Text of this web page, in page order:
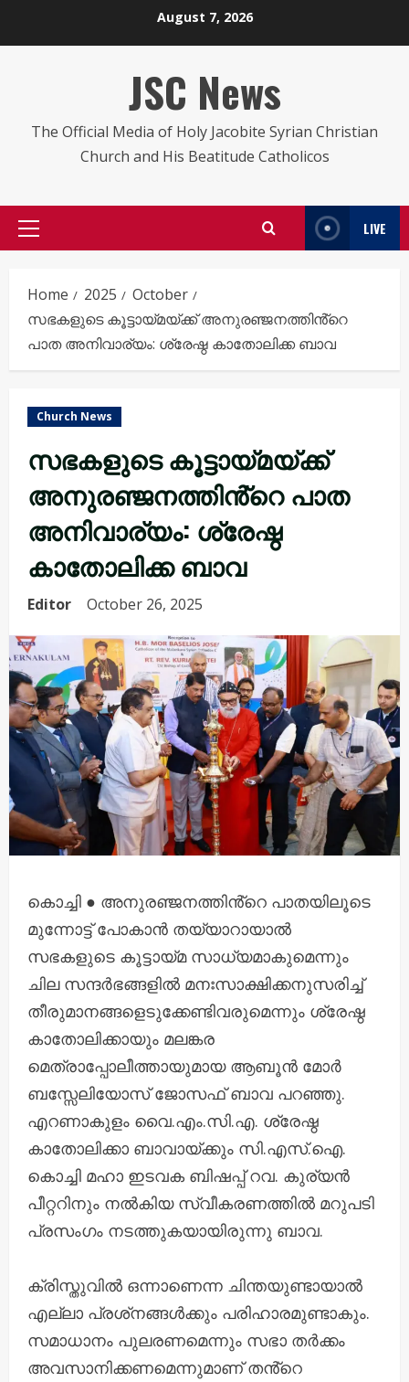
August 7, 2026
JSC News
The Official Media of Holy Jacobite Syrian Christian
Church and His Beatitude Catholicos
Primary
LIVE
Home 2025
October
സഭകളുടെ കൂട്ടായ്മയ്ക്ക് അനുരഞ്ജനത്തിൻ്റെ
പാത അനിവാര്യം: ശ്രേഷ്ഠ കാതോലിക്ക ബാവ
Church News
സഭകളുടെ കൂട്ടായ്മയ്ക്ക്
അനുരഞ്ജനത്തിൻ്റെ പാത
അനിവാര്യം: ശ്രേഷ്ഠ
കാതോലിക്ക ബാവ
Editor October 26, 2025
​കൊച്ചി ● അനുരഞ്ജനത്തിൻ്റെ പാതയിലൂടെ
മുന്നോട്ട് പോകാൻ തയ്യാറായാൽ
സഭകളുടെ കൂട്ടായ്മ സാധ്യമാകുമെന്നും
ചില സന്ദർഭങ്ങളിൽ മനഃസാക്ഷിക്കനുസരിച്ച്
തീരുമാനങ്ങളെടുക്കേണ്ടിവരുമെന്നും ശ്രേഷ്ഠ
കാതോലിക്കായും മലങ്കര
മെത്രാപ്പോലീത്തായുമായ ആബൂൻ മോർ
ബസ്സേലിയോസ് ജോസഫ് ബാവ പറഞ്ഞു.
എറണാകുളം വൈ.എം.സി.എ. ശ്രേഷ്ഠ
കാതോലിക്കാ ബാവായ്ക്കും സി.എസ്.ഐ.
കൊച്ചി മഹാ ഇടവക ബിഷപ്പ് റവ. കുര്യൻ
പീറ്ററിനും നൽകിയ സ്വീകരണത്തിൽ മറുപടി
പ്രസംഗം നടത്തുകയായിരുന്നു ബാവ.
​ക്രിസ്തുവിൽ ഒന്നാണെന്ന ചിന്തയുണ്ടായാൽ
എല്ലാ പ്രശ്‌നങ്ങൾക്കും പരിഹാരമുണ്ടാകും.
സമാധാനം പുലരണമെന്നും സഭാ തർക്കം
അവസാനിക്കണമെന്നുമാണ് തൻ്റെ